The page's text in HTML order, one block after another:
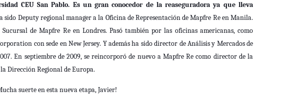
CEU San Pablo. Es un gran conocedor de la reaseguradora ya que lleva
sido Deputy regional manager a la Oficina de Representación de Mapfre Re en Manila.
de Mapfre Re en Londres. Pasó también por las oficinas americanas, como
con sede en New Jersey. Y además ha sido director de Análisis y Mercados de
En septiembre de 2009, se reincorporó de nuevo a Mapfre Re como director de la
Dirección Regional de Europa.
suerte en esta nueva etapa, Javier!